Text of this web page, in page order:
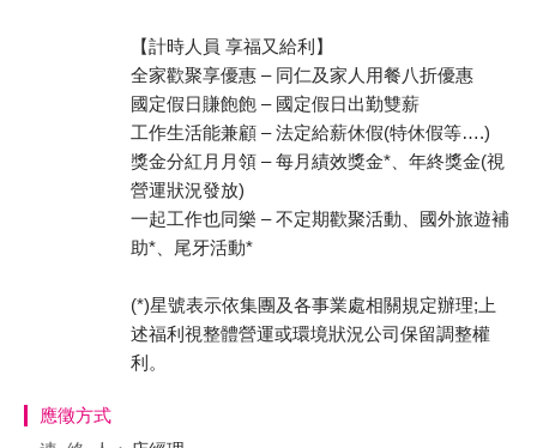
【計時人員 享福又給利】
全家歡聚享優惠 – 同仁及家人用餐八折優惠
國定假日賺飽飽 – 國定假日出勤雙薪
工作生活能兼顧 – 法定給薪休假(特休假等….)
獎金分紅月月領 – 每月績效獎金*、年終獎金(視
營運狀況發放)
一起工作也同樂 – 不定期歡聚活動、國外旅遊補
助*、尾牙活動*
(*)星號表示依集團及各事業處相關規定辦理;上
述福利視整體營運或環境狀況公司保留調整權
利。
應徵方式